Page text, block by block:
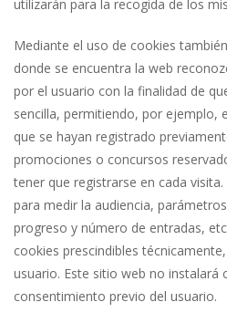
utilizarán para la recogida de los
Mediante el uso de cookies
donde se encuentra la web
por el usuario con la finalidad de
sencilla, permitiendo, por ejemplo,
que se hayan registrado
promociones o concursos
tener que registrarse en cada
para medir la audiencia,
progreso y número de entradas,
cookies prescindibles
usuario. Este sitio web no instalará
consentimiento previo del usuario.